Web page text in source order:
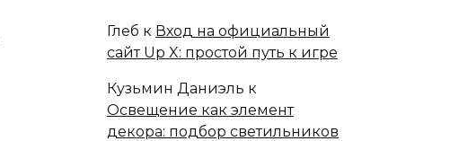
Глеб к Вход на официальный
сайт Up X: простой путь к игре
Кузьмин Даниэль к
Освещение как элемент
декора: подбор светильников